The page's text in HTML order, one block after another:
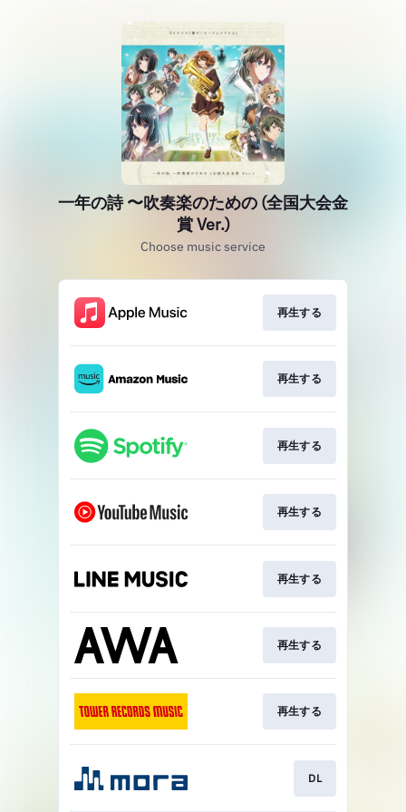
一年の詩 〜吹奏楽のための (全国大会金
賞 Ver.)
Choose music service
再生する
再生する
再生する
再生する
再生する
再生する
再生する
DL